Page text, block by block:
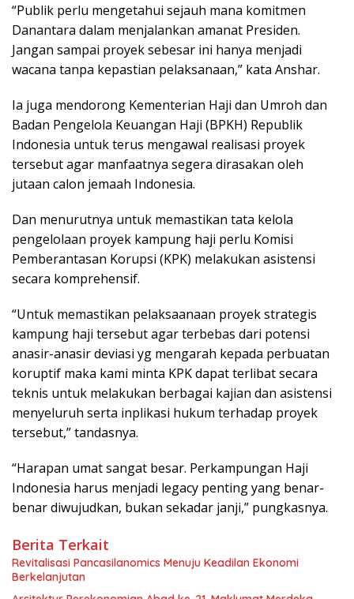
“Publik perlu mengetahui sejauh mana komitmen
Danantara dalam menjalankan amanat Presiden.
Jangan sampai proyek sebesar ini hanya menjadi
wacana tanpa kepastian pelaksanaan,” kata Anshar.
Ia juga mendorong Kementerian Haji dan Umroh dan
Badan Pengelola Keuangan Haji (BPKH) Republik
Indonesia untuk terus mengawal realisasi proyek
tersebut agar manfaatnya segera dirasakan oleh
jutaan calon jemaah Indonesia.
Dan menurutnya untuk memastikan tata kelola
pengelolaan proyek kampung haji perlu Komisi
Pemberantasan Korupsi (KPK) melakukan asistensi
secara komprehensif.
“Untuk memastikan pelaksaanaan proyek strategis
kampung haji tersebut agar terbebas dari potensi
anasir-anasir deviasi yg mengarah kepada perbuatan
koruptif maka kami minta KPK dapat terlibat secara
teknis untuk melakukan berbagai kajian dan asistensi
menyeluruh serta inplikasi hukum terhadap proyek
tersebut,” tandasnya.
“Harapan umat sangat besar. Perkampungan Haji
Indonesia harus menjadi legacy penting yang benar-
benar diwujudkan, bukan sekadar janji,” pungkasnya.
Berita Terkait
Revitalisasi Pancasilanomics Menuju Keadilan Ekonomi
Berkelanjutan